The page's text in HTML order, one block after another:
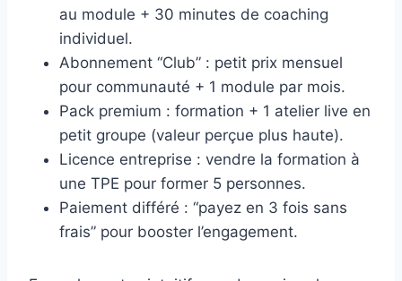
au module + 30 minutes de coaching
individuel.
Abonnement “Club” : petit prix mensuel
pour communauté + 1 module par mois.
Pack premium : formation + 1 atelier live en
petit groupe (valeur perçue plus haute).
Licence entreprise : vendre la formation à
une TPE pour former 5 personnes.
Paiement différé : “payez en 3 fois sans
frais” pour booster l’engagement.